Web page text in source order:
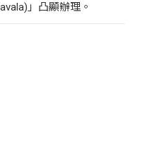
」凸顯辦理。